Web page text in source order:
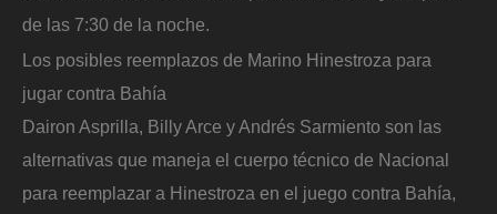
de las 7:30 de la noche.
Los posibles reemplazos de Marino Hinestroza para
jugar contra Bahía
Dairon Asprilla, Billy Arce y Andrés Sarmiento son las
alternativas que maneja el cuerpo técnico de Nacional
para reemplazar a Hinestroza en el juego contra Bahía,